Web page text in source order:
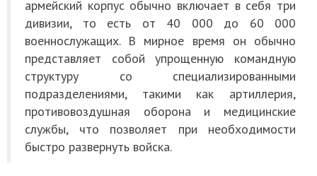
армейский корпус обычно включает в себя три
дивизии, то есть от 40 000 до 60 000
военнослужащих. В мирное время он обычно
представляет собой упрощенную командную
структуру со специализированными
подразделениями, такими как артиллерия,
противовоздушная оборона и медицинские
службы, что позволяет при необходимости
быстро развернуть войска.